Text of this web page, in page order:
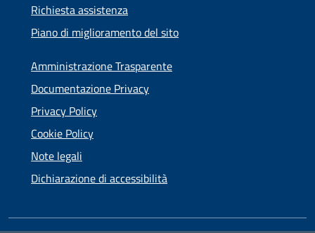
Richiesta assistenza
Piano di miglioramento del sito
Amministrazione Trasparente
Documentazione Privacy
Privacy Policy
Cookie Policy
Note legali
Dichiarazione di accessibilità